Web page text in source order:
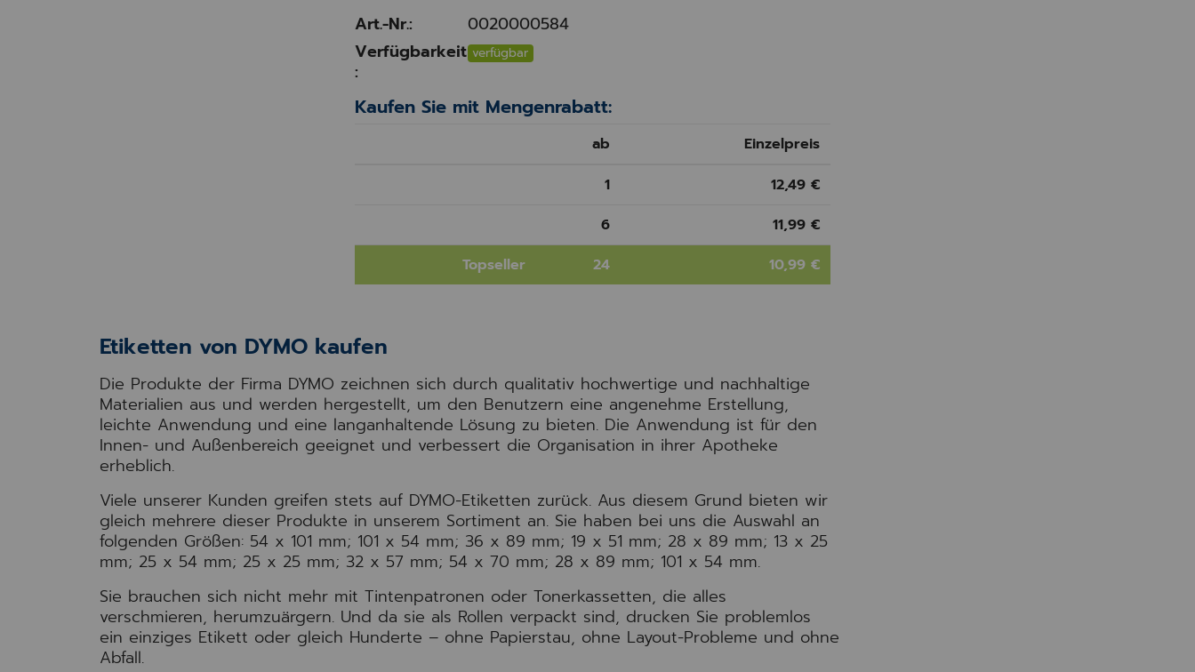
Art.-Nr.:
0020000584
Verfügbarkeit
:
verfügbar
Kaufen Sie mit Mengenrabatt:
ab
Einzelpreis
1
12,49 €
6
11,99 €
Topseller
24 10,99 €
Etiketten von DYMO kaufen
Die Produkte der Firma DYMO zeichnen sich durch qualitativ hochwertige und nachhaltige
Materialien aus und werden hergestellt, um den Benutzern eine angenehme Erstellung,
leichte Anwendung und eine langanhaltende Lösung zu bieten. Die Anwendung ist für den
Innen- und Außenbereich geeignet und verbessert die Organisation in ihrer Apotheke
erheblich.
Viele unserer Kunden greifen stets auf DYMO-Etiketten zurück. Aus diesem Grund bieten wir
gleich mehrere dieser Produkte in unserem Sortiment an. Sie haben bei uns die Auswahl an
folgenden Größen: 54 x 101 mm; 101 x 54 mm; 36 x 89 mm; 19 x 51 mm; 28 x 89 mm; 13 x 25
mm; 25 x 54 mm; 25 x 25 mm; 32 x 57 mm; 54 x 70 mm; 28 x 89 mm; 101 x 54 mm.
Sie brauchen sich nicht mehr mit Tintenpatronen oder Tonerkassetten, die alles
verschmieren, herumzuärgern. Und da sie als Rollen verpackt sind, drucken Sie problemlos
ein einziges Etikett oder gleich Hunderte – ohne Papierstau, ohne Layout-Probleme und ohne
Abfall.